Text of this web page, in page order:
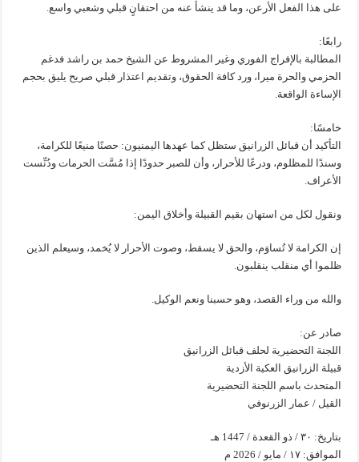
على هذا الفعل الأرعن، وما قد ينشأ عنه من احتقانٍ قبلي وشعبي واسع.
رابعًا:
المطالبة بالإفراج الفوري وغير المشروط عن الشيخ حمد بن راشد فدغم
الحزمي والحرة ميرا، ورد كافة الحقوق، وتقديم اعتذار قبلي صريح يليق بحجم
الإساءة الواقعة.
خامسًا:
التأكيد أن قبائل الزرانيق ستظل كما عهدها اليمنيون: حصنًا منيعًا للكرامة،
وسندًا للمظلوم، ودرعًا للأحرار، وأن للصبر حدودًا إذا مُسَّت الحرمات ودُنِّست
الأعراف.
ونقول لكل من استهان بقيم القبيلة وأخلاق اليمن:
إن الكرامة لا تُساوَم، والحق لا يسقط، وصوت الأحرار لا يُخمد، وسيعلم الذين
ظلموا أي منقلب ينقلبون.
والله من وراء القصد، وهو حسبنا ونعم الوكيل.
صادر عن:
اللجنة التحضيرية لحلف قبائل الزرانيق
قبيلة الزرانيق العكية الأزدية
المتحدث باسم اللجنة التحضيرية
القيل / عمار الزرنوفي
بتاريخ: ٣٠ / ذو القعدة / 1447 هـ
الموافق: ١٧ / مايو / 2026 م